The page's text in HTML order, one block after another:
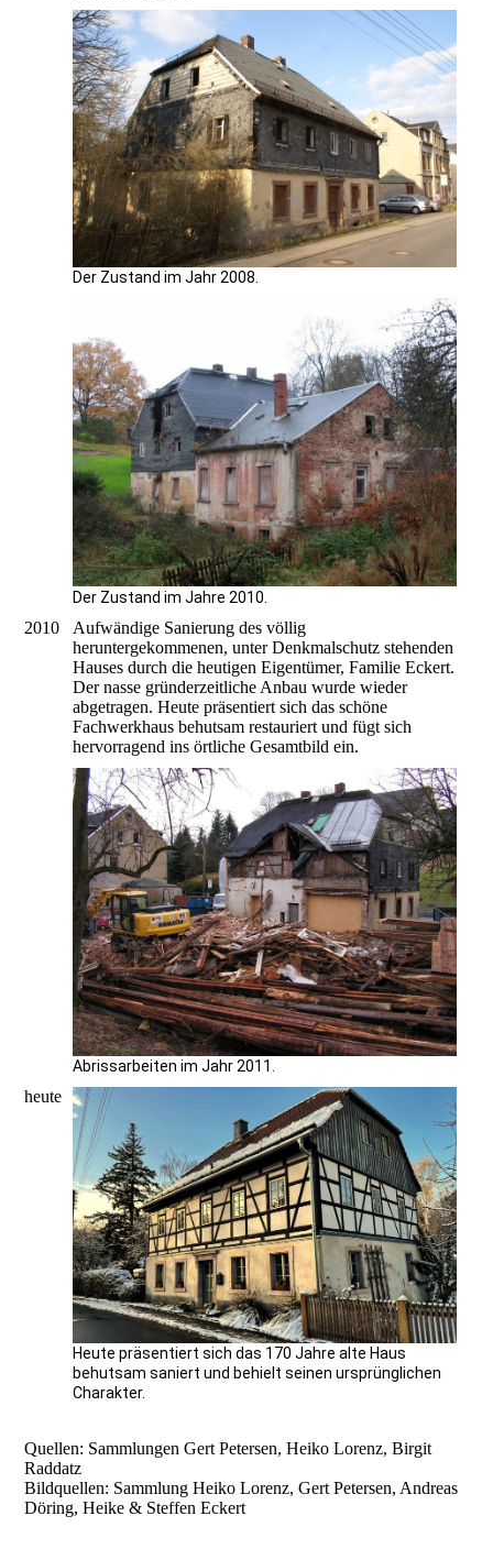
Der Zustand im Jahr 2008.
Der Zustand im Jahre 2010.
2010
Aufwändige Sanierung des völlig
heruntergekommenen, unter Denkmalschutz stehenden
Hauses durch die heutigen Eigentümer, Familie Eckert.
Der nasse gründerzeitliche Anbau wurde wieder
abgetragen. Heute präsentiert sich das schöne
Fachwerkhaus behutsam restauriert und fügt sich
hervorragend ins örtliche Gesamtbild ein.
Abrissarbeiten im Jahr 2011.
heute
Heute präsentiert sich das 170 Jahre alte Haus
behutsam saniert und behielt seinen ursprünglichen
Charakter.
Quellen: Sammlungen Gert Petersen, Heiko Lorenz, Birgit
Raddatz
Bildquellen: Sammlung Heiko Lorenz, Gert Petersen, Andreas
Döring, Heike & Steffen Eckert